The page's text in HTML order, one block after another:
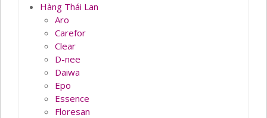
Hàng Thái Lan
Aro
Carefor
Clear
D-nee
Daiwa
Epo
Essence
Floresan